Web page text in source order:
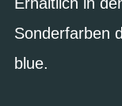
Sonderfarben
blue.